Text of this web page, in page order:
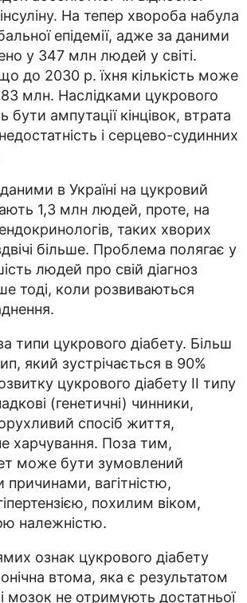
На тепер хвороба набула
епідемії, адже за даними
у 347 млн людей у світі.
до 2030 р. їхня кількість може
млн. Наслідками цукрового
ампутації кінцівок, втрата
і серцево-судинних
в Україні на цукровий
1,3 млн людей, проте, на
таких хворих
більше. Проблема полягає у
людей про свій діагноз
тоді, коли розвиваються
типи цукрового діабету. Більш
який зустрічається в 90%
цукрового діабету ІІ типу
(генетичні) чинники,
спосіб життя,
харчування. Поза тим,
може бути зумовлений
причинами, вагітністю,
похилим віком,
належністю.
ознак цукрового діабету
втома, яка є результатом
мозок не отримують достатньої